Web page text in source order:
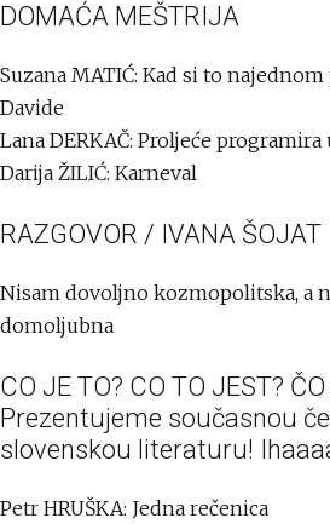
DOMAĆA MEŠTRIJA
Suzana MATIĆ: Kad si to
Davide
Lana DERKAČ: Proljeće programira
Darija ŽILIĆ: Karneval
RAZGOVOR / IVANA ŠOJAT
Nisam dovoljno kozmopolitska, a
domoljubna
CO JE TO? CO TO JEST?
Prezentujeme současnou
slovenskou literaturu!
Petr HRUŠKA: Jedna rečenica